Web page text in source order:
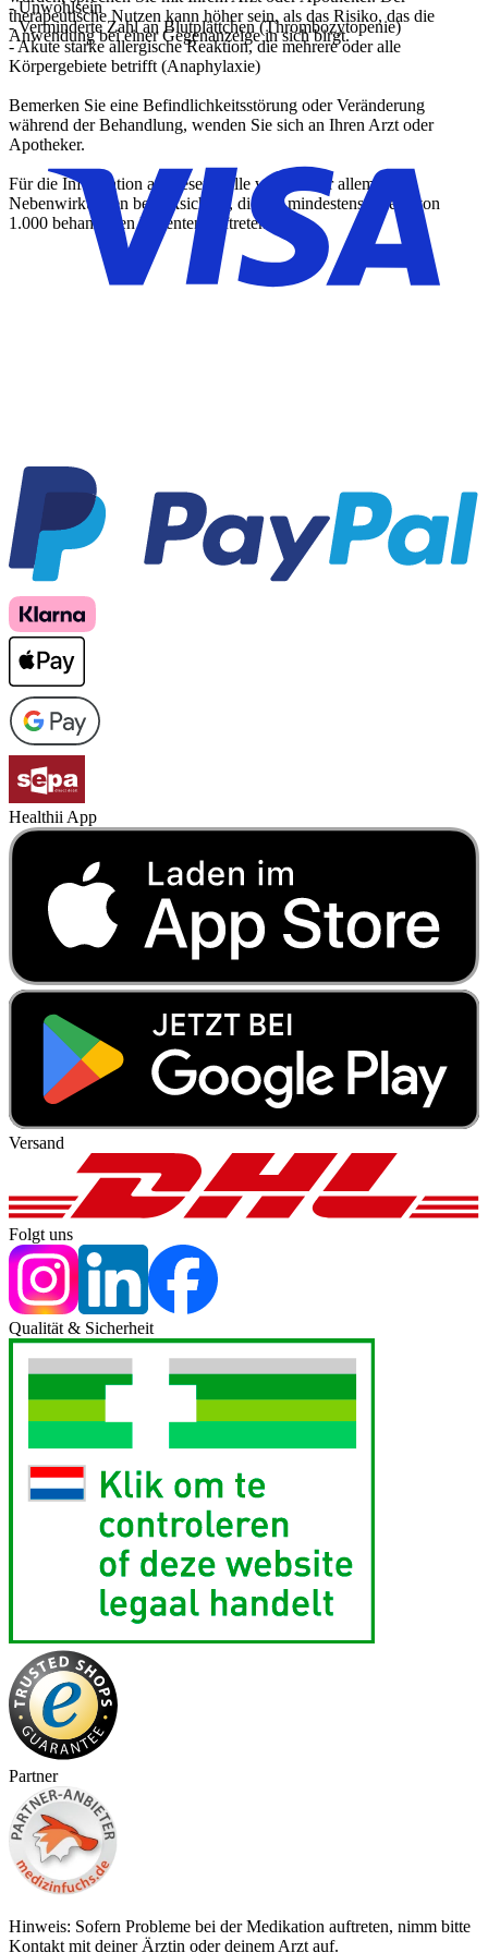
therapeutische Nutzen kann höher sein, als das Risiko, das die
Anwendung bei einer Gegenanzeige in sich birgt.
- Unwohlsein
- Verminderte Zahl an Blutplättchen (Thrombozytopenie)
- Akute starke allergische Reaktion, die mehrere oder alle
Körpergebiete betrifft (Anaphylaxie)
Bemerken Sie eine Befindlichkeitsstörung oder Veränderung
während der Behandlung, wenden Sie sich an Ihren Arzt oder
Apotheker.
Für die Information an dieser Stelle werden vor allem
Nebenwirkungen berücksichtigt, die bei mindestens einem von
1.000 behandelten Patienten auftreten.
Healthii App
Versand
Folgt uns
Qualität & Sicherheit
Partner
Hinweis: Sofern Probleme bei der Medikation auftreten, nimm bitte
Kontakt mit deiner Ärztin oder deinem Arzt auf.